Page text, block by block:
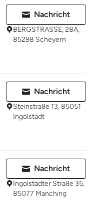
Nachricht
BERGSTRASSE, 28A,
85298 Scheyern
Nachricht
Steinstraße 13, 85051
Ingolstadt
Nachricht
Ingolstädter Straße 35,
85077 Manching